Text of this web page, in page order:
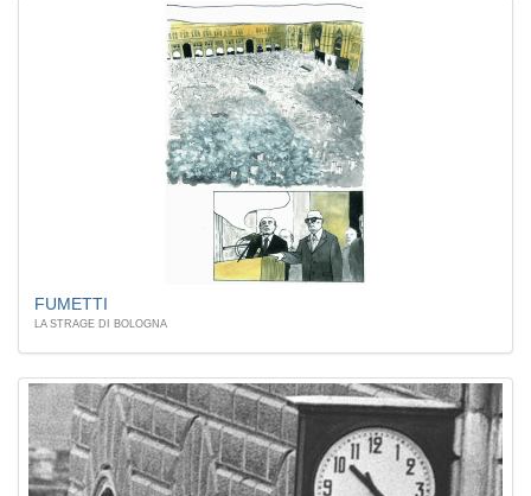
FUMETTI
LA STRAGE DI BOLOGNA